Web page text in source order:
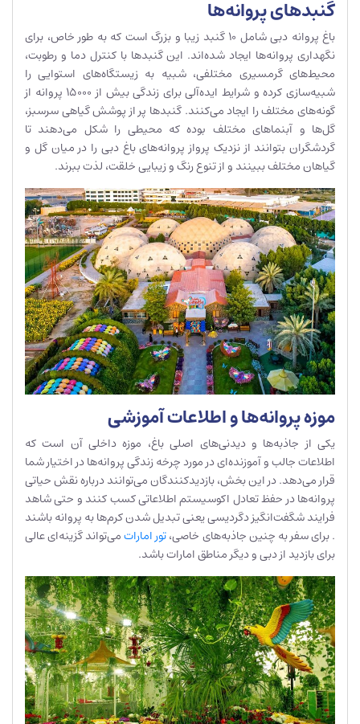
گنبدهای پروانه‌ها
باغ پروانه دبی شامل 10 گنبد زیبا و بزرگ است که به طور خاص، برای
نگهداری پروانه‌ها ایجاد شده‌اند. این گنبدها با کنترل دما و رطوبت،
محیط‌های گرمسیری مختلفی، شبیه به زیستگاه‌های استوایی را
شبیه‌سازی کرده و شرایط ایده‌آلی برای زندگی بیش از 15000 پروانه از
گونه‌های مختلف را ایجاد می‌کنند. گنبد‌ها پر از پوشش گیاهی سرسبز،
گل‌ها و آبنماهای مختلف بوده که محیطی را شکل می‌دهند تا
گردشگران بتوانند از نزدیک پرواز پروانه‌های باغ دبی را در میان گل و
گیاهان مختلف ببینند و از تنوع رنگ و زیبایی خلقت، لذت ببرند.
موزه پروانه‌ها و اطلاعات آموزشی
یکی از جاذبه‌ها و دیدنی‌های اصلی باغ، موزه داخلی آن است که
اطلاعات جالب و آموزنده‌ای در مورد چرخه زندگی پروانه‌ها در اختیار شما
قرار می‌دهد. در این بخش، بازدیدکنندگان می‌توانند درباره نقش حیاتی
پروانه‌ها در حفظ تعادل اکوسیستم اطلاعاتی کسب کنند و حتی شاهد
فرایند شگفت‌انگیز دگردیسی یعنی تبدیل شدن کرم‌ها به پروانه باشند​
. برای سفر به چنین جاذبه‌های خاصی،تور اماراتمی‌تواند گزینه‌ای عالی
برای بازدید از دبی و دیگر مناطق امارات باشد.